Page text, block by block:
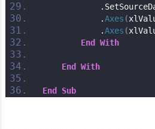
            .
Axes(
            .
Axes(
End
With
End With
End Sub